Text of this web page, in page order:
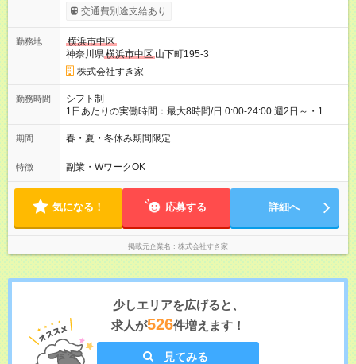
1625円 高校生時給：1225円 【特別手当】早朝手当（5：00-9：
00）時給+150円 【試用期間】試用期間あり 試用期間の長さ：1
30日（※条件変更なし）ですが、切り上げで一ヶ月とさせてい
ただきます。 研修制度あり：15時間(研修中も同時給）
交通費別途支給あり
勤務地
横浜市中区
神奈川県横浜市中区 山下町195-3
株式会社すき家
勤務時間
シフト制
1日あたりの実働時間：最大8時間/日 0:00-24:00 週2日～・1日
2h～OK ＜シフト例＞ 〇朝帯 5:00-9:00 〇昼帯 9:00-14:00 〇午
後帯 14:00-18:00 〇夜帯 18:00-22:00 〇深夜帯 22:00-翌5:00 基
ます♪
期間 春・夏・冬休み期間限定
特徴 副業・WワークOK
気になる！ 応募する 詳細へ
掲載元企業名 株式会社すき家
少しエリアを広げると、
求人が526件増えます！
見てみる